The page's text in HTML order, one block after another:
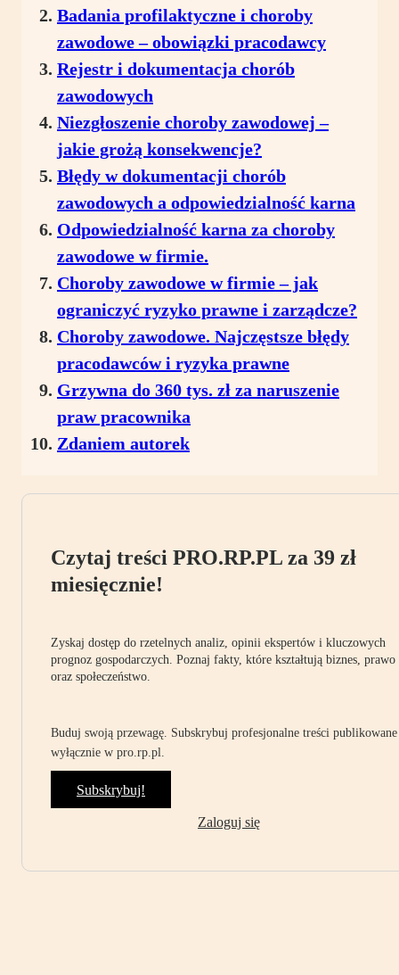
Badania profilaktyczne i choroby
zawodowe – obowiązki pracodawcy
Rejestr i dokumentacja chorób
zawodowych
Niezgłoszenie choroby zawodowej –
jakie grożą konsekwencje?
Błędy w dokumentacji chorób
zawodowych a odpowiedzialność karna
Odpowiedzialność karna za choroby
zawodowe w firmie.
Choroby zawodowe w firmie – jak
ograniczyć ryzyko prawne i zarządcze?
Choroby zawodowe. Najczęstsze błędy
pracodawców i ryzyka prawne
Grzywna do 360 tys. zł za naruszenie
praw pracownika
Zdaniem autorek
Czytaj treści PRO.RP.PL za 39 zł
miesięcznie!
Zyskaj dostęp do rzetelnych analiz, opinii ekspertów i kluczowych
prognoz gospodarczych. Poznaj fakty, które kształtują biznes, prawo
oraz społeczeństwo.
Buduj swoją przewagę. Subskrybuj profesjonalne treści publikowane
wyłącznie w pro.rp.pl.
Subskrybuj!
Zaloguj się